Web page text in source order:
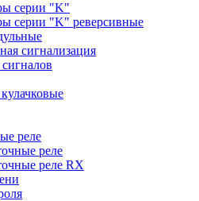
серии "K"
серии "K" реверсивные
сигнализация
реле
реле
реле RX